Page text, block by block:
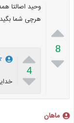

8

وحید اصالتا
هرچی شما بگید

4

ماهان